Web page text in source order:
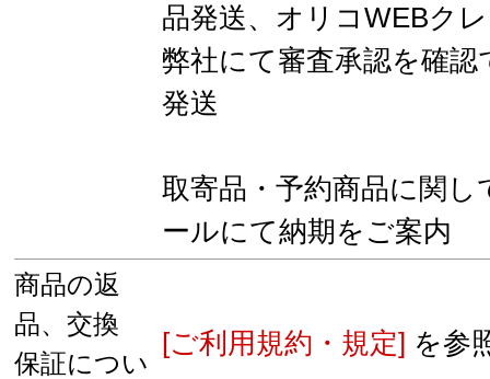
品発送、オリコWEBク
弊社にて審査承認を確認
発送
取寄品・予約商品に関し
ールにて納期をご案内
商品の返
品、交換
保証につい
[ご利用規約・規定] を参